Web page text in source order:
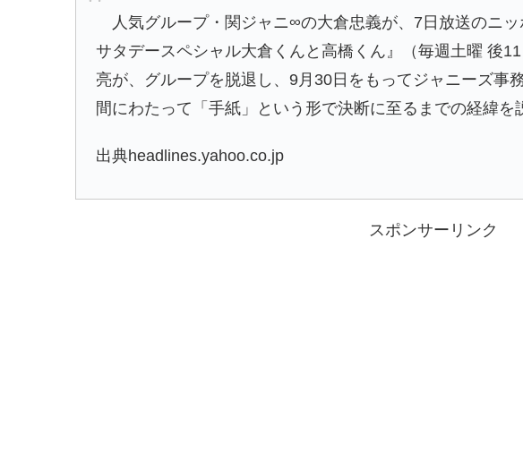
人気グループ・関ジャニ∞の大倉忠義が、7日放送のニ
サタデースペシャル大倉くんと高橋くん』（毎週土曜 後
亮が、グループを脱退し、9月30日をもってジャニーズ事
間にわたって「手紙」という形で決断に至るまでの経緯を
出典headlines.yahoo.co.jp
スポンサーリンク